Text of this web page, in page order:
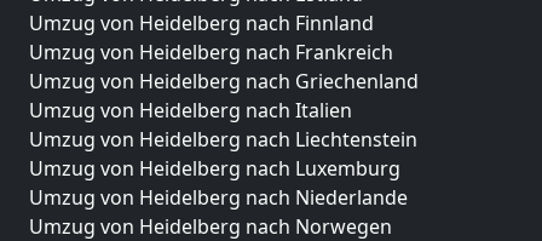
Umzug von Heidelberg nach Finnland
Umzug von Heidelberg nach Frankreich
Umzug von Heidelberg nach Griechenland
Umzug von Heidelberg nach Italien
Umzug von Heidelberg nach Liechtenstein
Umzug von Heidelberg nach Luxemburg
Umzug von Heidelberg nach Niederlande
Umzug von Heidelberg nach Norwegen